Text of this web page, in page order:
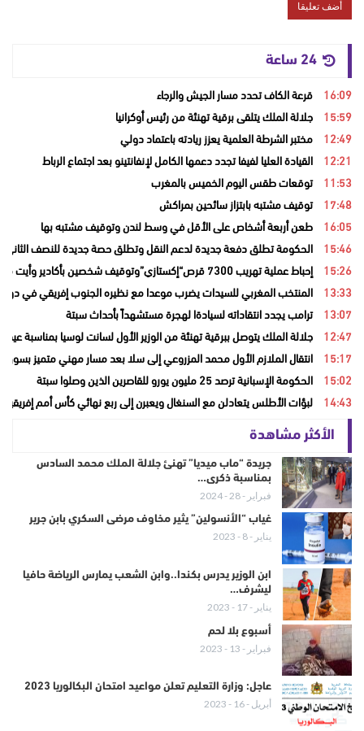
16:09 قرعة الكاف تحدد مسار الجيش والرجاء
15:59 جلالة الملك يتلقى برقية تهنئة من رئيس أوكرانيا
12:49 مختبر الشرطة العلمية يعزز ريادته باعتماد دولي
12:21 القيادة العليا لفيفا تجدد دعمها الكامل لإنفانتينو بعد اجتماع الرباط
11:53 توقعات طقس اليوم الخميس بالمغرب
17:48 توقيف مشتبه بابتزاز سائحين بمراكش
16:05 طعن أربعة أشخاص على الأقل في وسط لندن وتوقيف مشتبه بها
15:46 الحكومة تطلق دفعة جديدة لدعم النقل وتطلق حصة جديدة للنصف الثاني
15:26 إحباط عملية تهريب 7300 قرص“إكستازي”وتوقيف شخصين بأكادير وأيت ملول
13:33 المنتخب المغربي للسيدات يضرب موعدا مع نظيره الجنوب إفريقي في دور
13:07 ترامب يجدد انتقاداته لسيادةا لهجرة مستشهداً بأحداث سبتة
12:47 جلالة الملك يتوصل ببرقية تهنئة من الوزير الأول لسانت لوسيا بمناسبة
15:17 انتقال الملازم الأول محمد المزروعي إلى سلا بعد مسار مهني متميز بسوق
15:02 الحكومة الإسبانية ترصد 25 مليون يورو للقاصرين الذين وصلوا سبتة
14:43 لبؤات الأطلس يتعادلن مع السنغال ويعبرن إلى ربع نهائي كأس أمم إفريقيا
الأكثر مشاهدة
جريدة “ماب ميديا” تهنئ جلالة الملك محمد السادس
بمناسبة ذكرى…
فبراير - 28 - 2024
غياب “الأنسولين” يثير مخاوف مرضى السكري بابن جرير
يناير - 8 - 2023
ابن الوزير يدرس بكندا..وابن الشعب يمارس الرياضة حافيا
ليشرف…
يناير - 17 - 2023
أسبوع بلا لحم
فبراير - 13 - 2023
عاجل: وزارة التعليم تعلن مواعيد امتحان البكالوريا 2023
أبريل - 16 - 2023